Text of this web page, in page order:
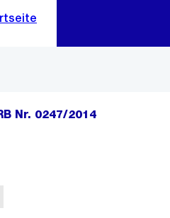
ein
Nr. 0247/2014